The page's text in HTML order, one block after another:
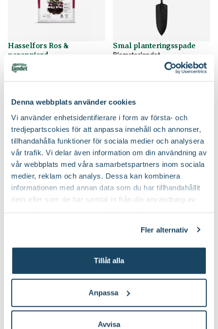
Denna webbplats använder cookies
Vi använder enhetsidentifierare i form av första- och
tredjepartscokies för att anpassa innehåll och annonser,
tillhandahålla funktioner för sociala medier och analysera
vår trafik. Vi delar även information om din användning av
vår webbplats med våra samarbetspartners inom sociala
medier, reklam och analys. Dessa kan kombinera
informationen med annan data som du har tillhandahållit
dem eller som de har samlat in från din användning av
Fler alternativ
Tillåt alla
Anpassa
Avvisa
Hasselfors Ros &
perennjord
Hasselfors Garden
7990
Online
Slut i lager
till Hasselfors Ros & perennjord produktsida
Smal planteringsspade
Blomsterlandet
Online
till Smal
2 för 99:-
Välj butik
till Bred planteringsspade produktsida
3 för 99:-
Trädgårdshandske Greppa
39
Välj butik
till